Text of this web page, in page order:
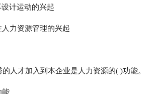
计运动的兴起
人力资源管理的兴起
的人才加入到本企业是人力资源的( )功能。
能